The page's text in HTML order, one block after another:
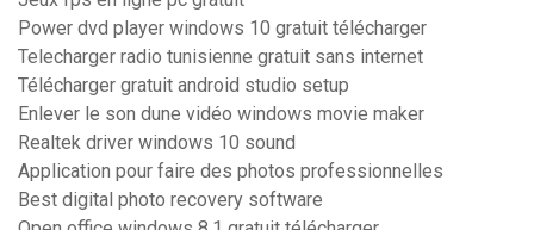
Power dvd player windows 10 gratuit télécharger
Telecharger radio tunisienne gratuit sans internet
Télécharger gratuit android studio setup
Enlever le son dune vidéo windows movie maker
Realtek driver windows 10 sound
Application pour faire des photos professionnelles
Best digital photo recovery software